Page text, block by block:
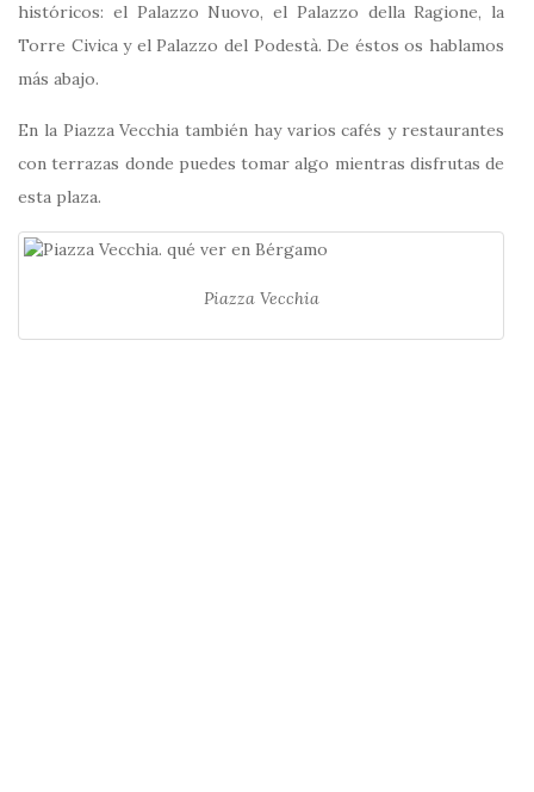
históricos: el Palazzo Nuovo, el Palazzo della Ragione, la
Torre Civica y el Palazzo del Podestà. De éstos os hablamos
más abajo.
En la Piazza Vecchia también hay varios cafés y restaurantes
con terrazas donde puedes tomar algo mientras disfrutas de
esta plaza.
Piazza Vecchia